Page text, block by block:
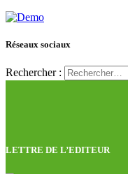
Réseaux sociaux
Rechercher :
LETTRE DE L’EDITEUR